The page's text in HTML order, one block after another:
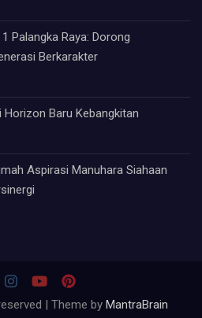
Palangka Raya: Dorong
Berkarakter
Horizon Baru Kebangkitan
Aspirasi Manuhara Siahaan
| Theme by MantraBrain